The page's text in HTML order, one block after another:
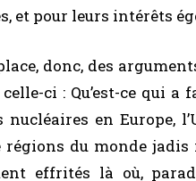
et pour leurs intérêts
donc, des
ci : Qu’est-ce qui
nucléaires en Europe,
régions du monde
effrités là où,